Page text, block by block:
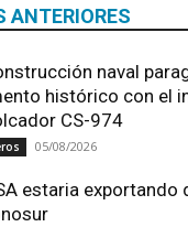
ANTERIORES
naval
histórico con el
CS-974
05/08/2026
estaria exportando